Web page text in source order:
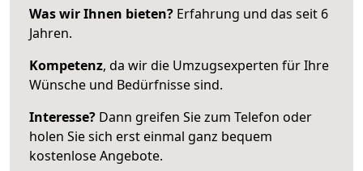
Was wir Ihnen bieten? Erfahrung und das seit 6
Jahren.
Kompetenz, da wir die Umzugsexperten für Ihre
Wünsche und Bedürfnisse sind.
Interesse? Dann greifen Sie zum Telefon oder
holen Sie sich erst einmal ganz bequem
kostenlose Angebote.